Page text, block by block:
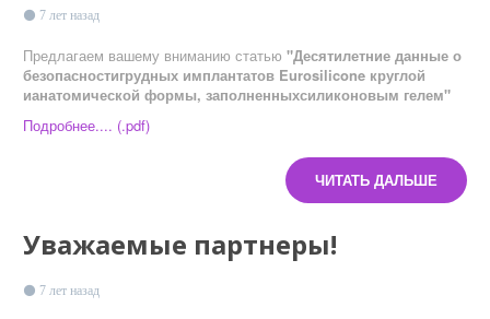
7 лет назад
Предлагаем вашему вниманию статью "Десятилетние данные о
безопасностигрудных имплантатов Eurosilicone круглой
ианатомической формы, заполненныхсиликоновым гелем"
Подробнее.... (.pdf)
ЧИТАТЬ ДАЛЬШЕ
Уважаемые партнеры!
7 лет назад